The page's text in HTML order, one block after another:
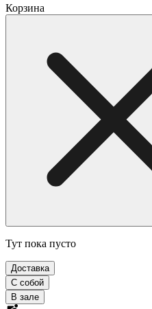
Корзина
Тут пока пусто
Доставка
С собой
В зале